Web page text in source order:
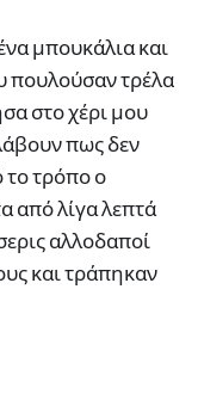
μπουκάλια και
πουλούσαν τρέλα
στο χέρι μου
πως δεν
το τρόπο ο
από λίγα λεπτά
αλλοδαποί
και τράπηκαν